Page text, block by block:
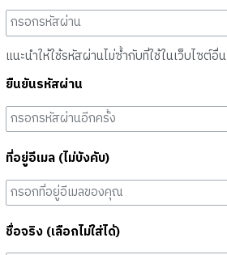
แนะนำให้ใช้รหัสผ่านไม่ซ้ำกับที่ใช้ในเว็บไซต์อื่น
ยืนยันรหัสผ่าน
ที่อยู่อีเมล (ไม่บังคับ)
ชื่อจริง (เลือกไม่ใส่ได้)